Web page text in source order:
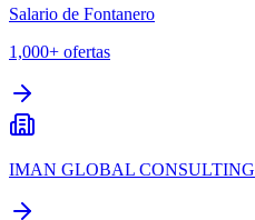
Salario de Fontanero
1,000+ ofertas
IMAN GLOBAL CONSULTING